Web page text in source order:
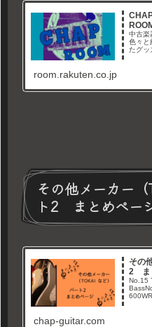
中古楽
色々と
たグッ
room.rakuten.co.jp
その他メーカー
ト2 まとめペー
その
2 ま
No.15
chap-guitar.com